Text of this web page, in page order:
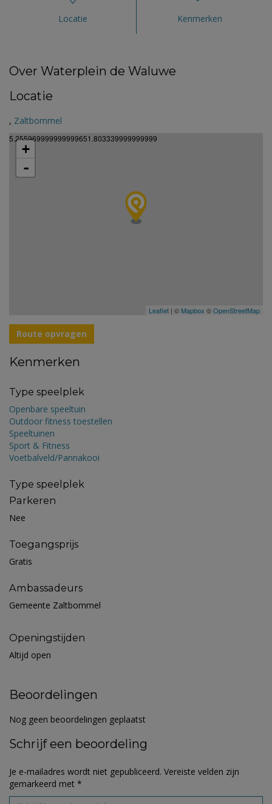
Locatie Kenmerken
Over Waterplein de Waluwe
Locatie
, Zaltbommel
5.255969999999999651.803339999999999
+
-
Leaflet | © Mapbox ©OpenStreetMap
Route opvragen
Kenmerken
Type speelplek
Openbare speeltuin
Outdoor fitness toestellen
Speeltuinen
Sport & Fitness
Voetbalveld/Pannakooi
Type speelplek
Parkeren
Nee
Toegangsprijs
Gratis
Ambassadeurs
Gemeente Zaltbommel
Openingstijden
Altijd open
Beoordelingen
Nog geen beoordelingen geplaatst
Schrijf een beoordeling
Je e-mailadres wordt niet gepubliceerd. Vereiste velden zijn
gemarkeerd met *